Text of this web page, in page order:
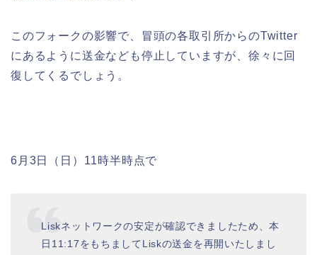
このフォークの影響で、冒頭の各取引所からのTwitter
にあるように送金なども停止していますが、徐々に回
復してくるでしょう。
6月3日（日）11時半時点で
Liskネットワークの安定が確認できましたため、本
日11:17をもちましてLiskの送金を再開いたしまし